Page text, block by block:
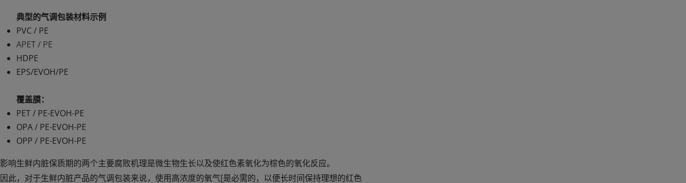
典型的气调包装材料示例
PVC / PE
APET / PE
HDPE
EPS/EVOH/PE
覆盖膜：
PET / PE-EVOH-PE
OPA / PE-EVOH-PE
OPP / PE-EVOH-PE
影响生鲜内脏保质期的两个主要腐败机理是微生物生长以及使红色素氧化为棕色的氧化反应。
因此，对于生鲜内脏产品的气调包装来说，使用高浓度的氧气[是必需的，以便长时间保持理想的红色